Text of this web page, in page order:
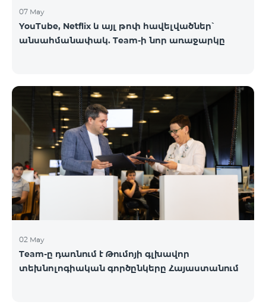
07 May
YouTube, Netflix և այլ թոփ հավելվածներ՝
անսահմանափակ. Team-ի նոր առաջարկը
02 May
Team-ը դառնում է Թումոյի գլխավոր
տեխնոլոգիական գործընկերը Հայաստանում